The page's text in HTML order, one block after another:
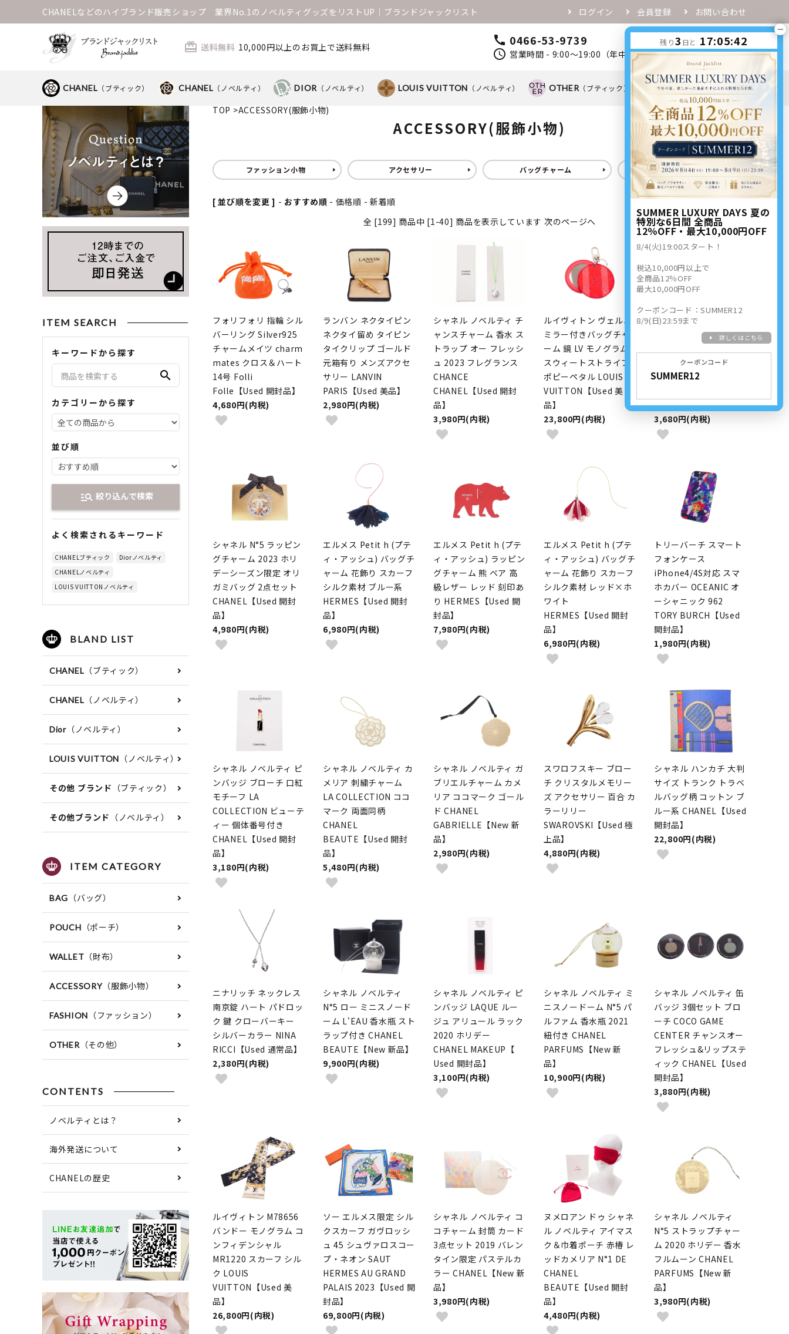
CHANELなどのハイブランド販売ショップ 業界No.1のノベルティグッズをリストUP│ブランドジャックリスト ログイン 会員登録 お問い合わせ
card_giftcard 送料無料 10,000円以上のお買上で送料無料 call 0466-53-9739
schedule 営業時間 - 9:00～19:00（年中無休） favorite person 0
shopping_cart
CHANEL （ブティック） CHANEL （ノベルティ） DIOR （ノベルティ） LOUIS VUITTON （ノベルティ） OTHER （ブティック） OTHER（ノベルティ）
TOP >ACCESSORY(服飾小物)
ACCESSORY(服飾小物)
ファッション小物 アクセサリー バッグチャーム ヘアアクセサリー
[ 並び順を変更 ] - おすすめ順 - 価格順 - 新着順
全 [199] 商品中 [1-40] 商品を表示しています 次のページへ
フォリフォリ 指輪 シル
バーリング Silver925
チャームメイツ charm
mates クロス＆ハート
14号 Folli
Folle【Used 開封品】
4,680円(内税)
ランバン ネクタイピン
ネクタイ留め タイピン
タイクリップ ゴールド
元箱有り メンズアクセ
サリー LANVIN
PARIS【Used 美品】
2,980円(内税)
シャネル ノベルティ チ
ャンスチャーム 香水 ス
トラップ オー フレッシ
ュ 2023 フレグランス
CHANCE
CHANEL【Used 開封
品】
3,980円(内税)
ルイヴィトン ヴェルニ
ミラー付きバッグチャ
ーム 鏡 LV モノグラム
スウィートストライプ
ポピーペタル LOUIS
VUITTON【Used 美
品】
23,800円(内税)
シャネル ノベルティ 巾
着ポーチ&チャーム 2点
COULEUR カラー コー
ド 2023 特別限定
品】
3,680円(内税)
シャネル N°5 ラッピン
グチャーム 2023 ホリ
デーシーズン限定 オリ
ガミバッグ 2点セット
CHANEL【Used 開封
品】
4,980円(内税)
エルメス Petit h (プテ
ィ・アッシュ) バッグチ
ャーム 花飾り スカーフ
シルク素材 ブルー系
HERMES【Used 開封
品】
6,980円(内税)
エルメス Petit h (プテ
ィ・アッシュ) ラッピン
グチャーム 熊 ベア 高
級レザー レッド 刻印あ
り HERMES【Used 開
封品】
7,980円(内税)
エルメス Petit h (プテ
ィ・アッシュ) バッグチ
ャーム 花飾り スカーフ
シルク素材 レッド×ホ
ワイト
HERMES【Used 開封
品】
6,980円(内税)
トリーバーチ スマート
フォンケース
iPhone4/4S対応 スマ
ホカバー OCEANIC オ
ーシャニック 962
TORY BURCH【Used
開封品】
1,980円(内税)
シャネル ノベルティ ピ
ンバッジ ブローチ 口紅
モチーフ LA
COLLECTION ビューテ
ィー 個体番号付き
CHANEL【Used 開封
品】
3,180円(内税)
シャネル ノベルティ カ
メリア 刺繍チャーム
LA COLLECTION ココ
マーク 両面同柄
CHANEL
BEAUTE【Used 開封
品】
5,480円(内税)
シャネル ノベルティ ガ
ブリエルチャーム カメ
リア ココマーク ゴール
ド CHANEL
GABRIELLE【New 新
品】
2,980円(内税)
スワロフスキー ブロー
チ クリスタルメモリー
ズ アクセサリー 百合 カ
ラーリリー
SWAROVSKI【Used 極
上品】
4,880円(内税)
シャネル ハンカチ 大判
サイズ トランク トラベ
ルバッグ柄 コットン ブ
ルー系 CHANEL【Used
開封品】
22,800円(内税)
ニナリッチ ネックレス
南京錠 ハート パドロッ
ク 鍵 クローバーキー
シルバーカラー NINA
RICCI【Used 通常品】
2,380円(内税)
シャネル ノベルティ
N°5 ロー ミニスノード
ーム L'EAU 香水瓶 スト
ラップ付き CHANEL
BEAUTE【New 新品】
9,900円(内税)
シャネル ノベルティ ピ
ンバッジ LAQUE ルー
ジュ アリュール ラック
2020 ホリデー
CHANEL MAKEUP【
Used 開封品】
3,100円(内税)
シャネル ノベルティ ミ
ニスノードーム N°5 パ
ルファム 香水瓶 2021
紐付き CHANEL
PARFUMS【New 新
品】
10,900円(内税)
シャネル ノベルティ 缶
バッジ 3個セット ブロ
ーチ COCO GAME
CENTER チャンスオー
フレッシュ&リップステ
ィック CHANEL【Used
開封品】
3,880円(内税)
ルイヴィトン M78656
バンドー モノグラム コ
ンフィデンシャル
MR1220 スカーフ シル
ク LOUIS
VUITTON【Used 美
品】
26,800円(内税)
ソー エルメス限定 シル
クスカーフ ガヴロッシ
ュ 45 シュヴァロスコー
プ・ネオン SAUT
HERMES AU GRAND
PALAIS 2023【Used 開
封品】
69,800円(内税)
シャネル ノベルティ コ
コチャーム 封筒 カード
3点セット 2019 バレン
タイン限定 パステルカ
ラー CHANEL【New 新
品】
3,980円(内税)
ヌメロアン ドゥ シャネ
ル ノベルティ アイマス
ク＆巾着ポーチ 赤椿 レ
ッドカメリア N°1 DE
CHANEL
BEAUTE【Used 開封
品】
4,480円(内税)
シャネル ノベルティ
N°5 ストラップチャー
ム 2020 ホリデー 香水
フルムーン CHANEL
PARFUMS【New 新
品】
3,980円(内税)
ITEM SEARCH
キーワードから探す
search
カテゴリーから探す
並び順
manage_search 絞り込んで検索
よく検索されるキーワード
CHANELブティック
Diorノベルティ
CHANELノベルティ
LOUIS VUITTONノベルティ
BLAND LIST
CHANEL （ブティック）
CHANEL （ノベルティ）
Dior（ノベルティ）
LOUIS VUITTON （ノベルティ）
その他 ブランド （ブティック）
その他ブランド （ノベルティ）
ITEM CATEGORY
BAG （バッグ）
POUCH （ポーチ）
WALLET （財布）
ACCESSORY（服飾小物）
FASHION （ファッション）
OTHER（その他）
CONTENTS
ノベルティとは？
海外発送について
CHANELの歴史
残り3 日と 17:05:41
SUMMER LUXURY DAYS 夏の
特別な6日間 全商品
12％OFF・最大10,000円OFF
8/4(火)19:00スタート！
税込10,000円以上で
全商品12％OFF
最大10,000円OFF
クーポンコード：SUMMER12
8/9(日)23:59まで
詳しくはこちら
クーポンコード